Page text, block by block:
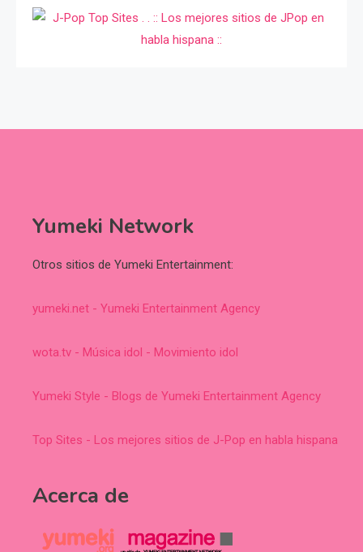
Yumeki Network
Otros sitios de Yumeki Entertainment:
yumeki.net - Yumeki Entertainment Agency
wota.tv - Música idol - Movimiento idol
Yumeki Style - Blogs de Yumeki Entertainment Agency
Top Sites - Los mejores sitios de J-Pop en habla hispana
Acerca de